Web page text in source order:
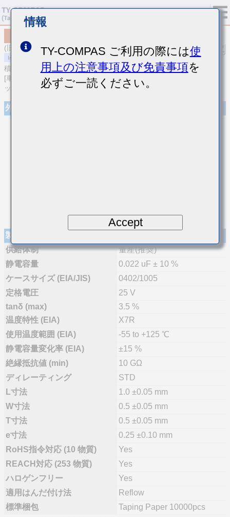
(旧品番 TMK105B7223KVHF)
積層セラミックコンデンサ
[車載ボディ/インフォ＆高信頼用 (AEC-Q200 Qualified) 積層セラミ
ックコンデンサ (高誘電率系)]
外観
製品仕様
供給体制
量産(推奨)
静電容量
0.022 uF ± 10 %
ケースサイズ (EIA/JIS)
0402/1005
定格電圧
25 V
tanδ (max)
3.5 %
温度特性 (EIA)
X7R
使用温度範囲 (EIA)
-55 to +125 ℃
静電容量変化率 (EIA)
±15 %
絶縁抵抗値 (min)
10 GΩ
ディレーティング
STD
L寸法
1.0 ±0.05 mm
W寸法
0.5 ±0.05 mm
T寸法
0.5 ±0.05 mm
e寸法
0.25 ±0.10 mm
RoHS指令対応 (10 物質)
Yes
REACH対応 (253 物質)
Yes
ハロゲンフリー
Yes
適用はんだ付け法
Reflow
標準梱包
Taping Paper 10000pcs
情報
TY-COMPAS ご利用の際には使
用上の注意事項及び免責事項を
必ずご一読ください。
Accept